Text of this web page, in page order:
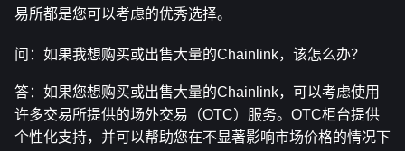
易所都是您可以考虑的优秀选择。
问：如果我想购买或出售大量的Chainlink，该怎么办？
答：如果您想购买或出售大量的Chainlink，可以考虑使用
许多交易所提供的场外交易（OTC）服务。OTC柜台提供
个性化支持，并可以帮助您在不显著影响市场价格的情况下